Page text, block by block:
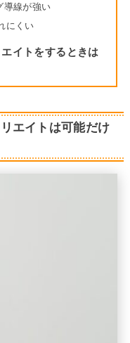
導線が強い
にくい
イトをするときは
エイトは可能だけ